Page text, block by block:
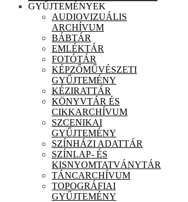
GYŰJTEMÉNYEK
AUDIOVIZUÁLIS
ARCHÍVUM
BÁBTÁR
EMLÉKTÁR
FOTÓTÁR
KÉPZŐMŰVÉSZETI
GYŰJTEMÉNY
KÉZIRATTÁR
KÖNYVTÁR ÉS
CIKKARCHÍVUM
SZCENIKAI
GYŰJTEMÉNY
SZÍNHÁZI ADATTÁR
SZÍNLAP- ÉS
KISNYOMTATVÁNYTÁR
TÁNCARCHÍVUM
TOPOGRÁFIAI
GYŰJTEMÉNY